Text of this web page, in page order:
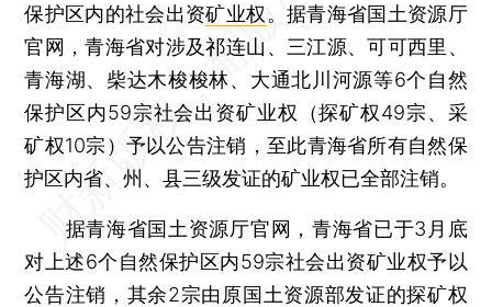
保护区内的社会出资矿业权 。据青海省国土资源厅
官网，青海省对涉及祁连山、三江源、可可西里、
青海湖、柴达木梭梭林、大通北川河源等6个自然
保护区内59宗社会出资矿业权（探矿权49宗、采
矿权10宗）予以公告注销，至此青海省所有自然保
护区内省、州、县三级发证的矿业权已全部注销。
据青海省国土资源厅官网，青海省已于3月底
对上述6个自然保护区内59宗社会出资矿业权予以
公告注销，其余2宗由原国土资源部发证的探矿权